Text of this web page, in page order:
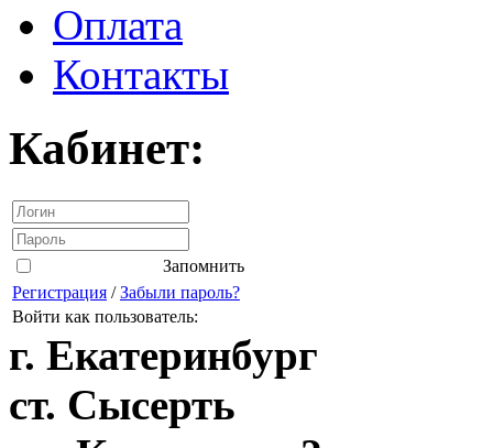
Оплата
Контакты
Кабинет:
Запомнить
Регистрация /Забыли пароль?
Войти как пользователь:
г. Екатеринбург
ст. Сысерть